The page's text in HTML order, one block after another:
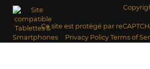
Ce site est protégé par
Privacy Policy Terms of